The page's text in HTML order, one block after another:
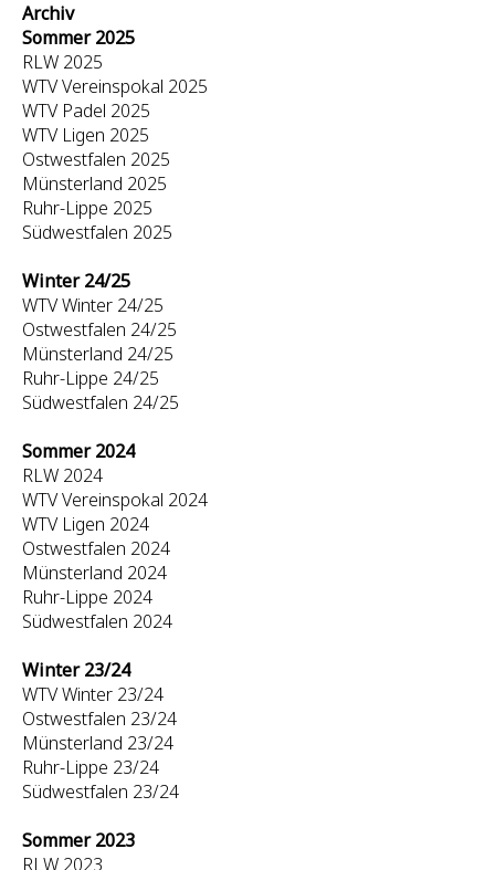
Archiv
Sommer 2025
RLW 2025
WTV Vereinspokal 2025
WTV Padel 2025
WTV Ligen 2025
Ostwestfalen 2025
Münsterland 2025
Ruhr-Lippe 2025
Südwestfalen 2025
Winter 24/25
WTV Winter 24/25
Ostwestfalen 24/25
Münsterland 24/25
Ruhr-Lippe 24/25
Südwestfalen 24/25
Sommer 2024
RLW 2024
WTV Vereinspokal 2024
WTV Ligen 2024
Ostwestfalen 2024
Münsterland 2024
Ruhr-Lippe 2024
Südwestfalen 2024
Winter 23/24
WTV Winter 23/24
Ostwestfalen 23/24
Münsterland 23/24
Ruhr-Lippe 23/24
Südwestfalen 23/24
Sommer 2023
RLW 2023